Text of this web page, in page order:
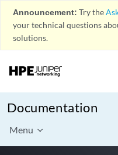
Announcement: Try the
your technical questions
solutions.
Documentation
Menu